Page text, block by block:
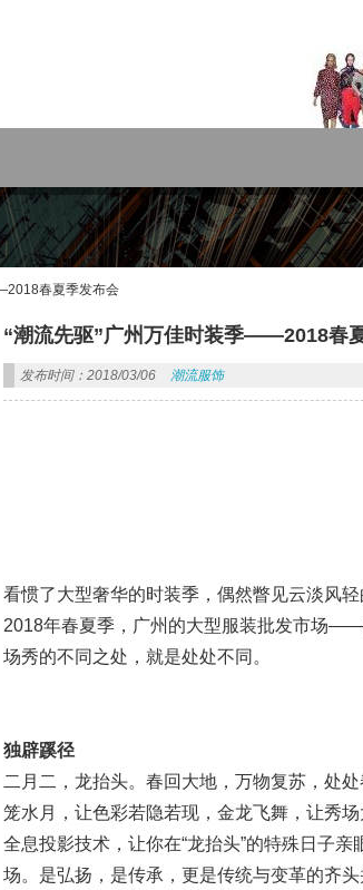
春夏季发布会
“潮流先驱”广州万佳时装季——2018春
发布时间：2018/03/06 潮流服饰
看惯了大型奢华的时装季，偶然瞥见云淡风
2018年春夏季，广州的大型服装批发市场
场秀的不同之处，就是处处不同。
独辟蹊径
二月二，龙抬头。春回大地，万物复苏，处
笼水月，让色彩若隐若现，金龙飞舞，让秀场
全息投影技术，让你在“龙抬头”的特殊日子
场。是弘扬，是传承，更是传统与变革的齐